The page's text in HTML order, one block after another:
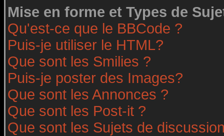
Mise en forme et Types de
Qu'est-ce que le BBCode ?
Puis-je utiliser le HTML?
Que sont les Smilies ?
Puis-je poster des Images?
Que sont les Annonces ?
Que sont les Post-it ?
Que sont les Sujets de